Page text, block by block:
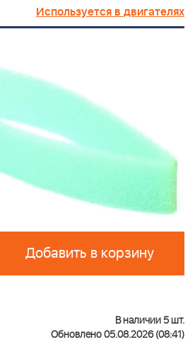
Используется в двигателях
Добавить в корзину
В наличии 5 шт.
Обновлено 05.08.2026 (08:41)